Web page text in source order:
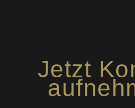
Jetzt